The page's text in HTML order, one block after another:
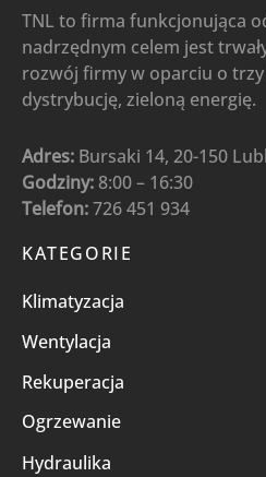
TNL to firma funkcjonująca
nadrzędnym celem jest
rozwój firmy w oparciu o trzy
dystrybucję, zieloną energię.
Adres: Bursaki 14, 20-150
Godziny: 8:00 – 16:30
Telefon:726 451 934
KATEGORIE
Klimatyzacja
Wentylacja
Rekuperacja
Ogrzewanie
Hydraulika